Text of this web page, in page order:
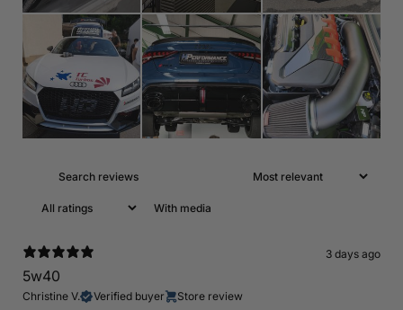
With media
3 days ago
5w40
Christine V. Verified buyer Store review